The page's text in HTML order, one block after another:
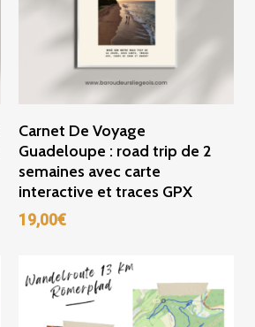
Ajouter Au Panier
Carnet De Voyage
Guadeloupe : road trip de 2
semaines avec carte
interactive et traces GPX
19,00€